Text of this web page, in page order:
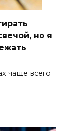
но я
чаще всего